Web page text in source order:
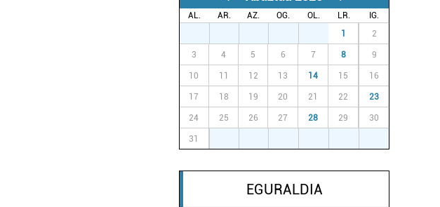
AL. AR. AZ. OG. OL. LR.
IG.
1 2
3 4 5 6 7 8 9
10 11 12 13 14 15 16
17 18 19 20 21 22 23
24 25 26 27 28 29 30
31
EGURALDIA